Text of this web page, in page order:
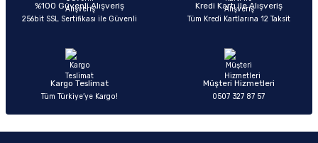
%100 Güvenli Alışveriş
256bit SSL Sertifikası ile Güvenli
Kredi Kartı ile Alışveriş
Tüm Kredi Kartlarına 12 Taksit
Kargo Teslimat
Tüm Türkiye’ye Kargo!
Müşteri Hizmetleri
0507 327 87 57